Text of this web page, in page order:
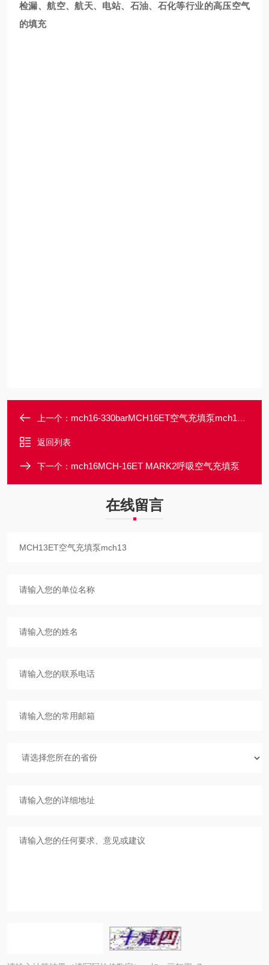
检漏、航空、航天、电站、石油、石化等行业的高压空气
的填充
上一个： mch16-330barMCH16ET空气充填泵mch16-ET
返回列表
下一个： mch16MCH-16ET MARK2呼吸空气充填泵
在线留言